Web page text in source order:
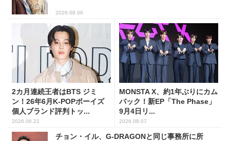
2026.08.06
2カ月連続王者はBTS ジミ
ン！26年6月K-POPボーイズ
個人ブランド評判トッ...
2026.06.22
MONSTA X、約1年ぶりにカム
バック！新EP「The Phase」
9月4日リ...
2026.08.07
チョン・イル、G-DRAGONと同じ事務所に所